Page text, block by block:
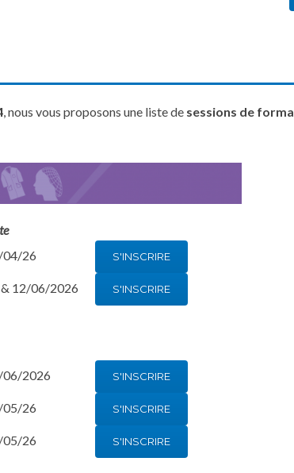
, nous vous proposons une liste desessions de
04/26 S'INSCRIRE
12/06/2026 S'INSCRIRE
2026 S'INSCRIRE
05/26 S'INSCRIRE
05/26 S'INSCRIRE